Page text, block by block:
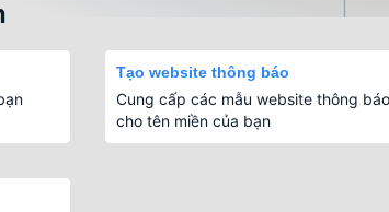
Tạo website thông báo
Cung cấp các mẫu website thông
cho tên miền của bạn